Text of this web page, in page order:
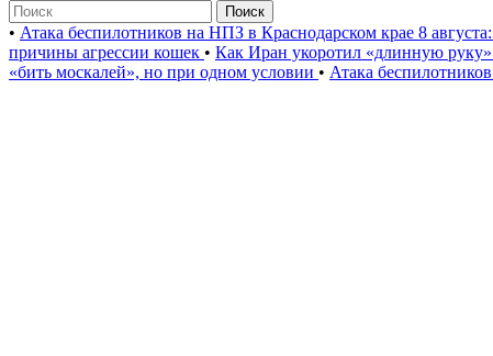
Поиск
• Атака беспилотников на НПЗ в Краснодарском крае 8
причины агрессии кошек • Как Иран укоротил «длинную
«бить москалей», но при одном условии • Атака